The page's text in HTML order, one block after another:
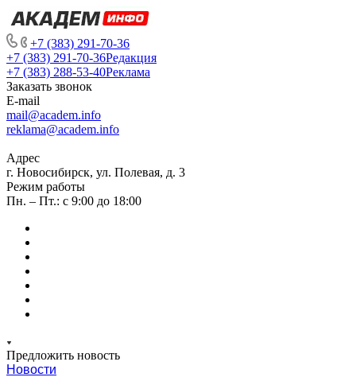
+7 (383) 291-70-36
+7 (383) 291-70-36Редакция
+7 (383) 288-53-40Реклама
Заказать звонок
E-mail
mail@academ.info
reklama@academ.info
Адрес
г. Новосибирск, ул. Полевая, д. 3
Режим работы
Пн. – Пт.: с 9:00 до 18:00
Предложить новость
Новости